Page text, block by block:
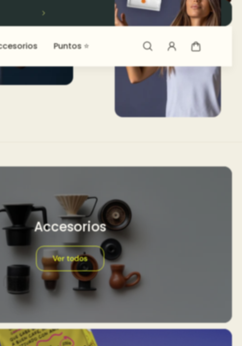
ENVÍO GRATIS por compras superiores a
Español COP
Puntos ⭐
Accesorios
Ver todos